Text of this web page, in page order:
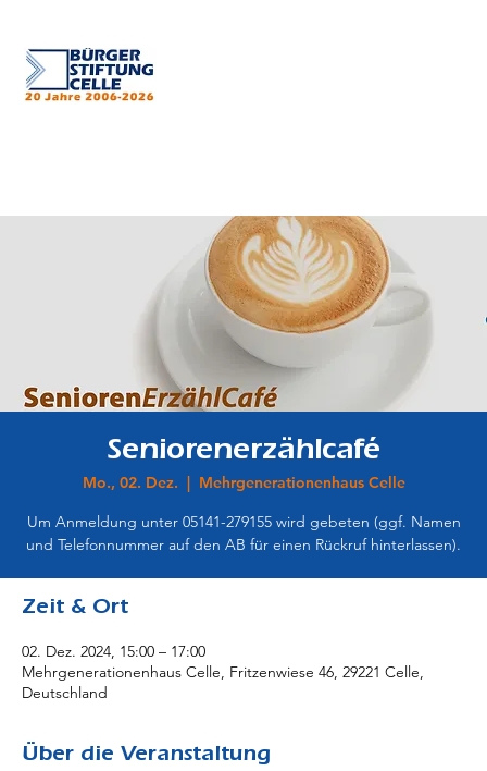
Seniorenerzählcafé
Mo., 02. Dez.
  |
Mehrgenerationenhaus Celle
Um Anmeldung unter 05141-279155 wird gebeten (ggf. Namen
und Telefonnummer auf den AB für einen Rückruf hinterlassen).
Zeit & Ort
02. Dez. 2024, 15:00 – 17:00
Mehrgenerationenhaus Celle, Fritzenwiese 46, 29221 Celle,
Deutschland
Über die Veranstaltung